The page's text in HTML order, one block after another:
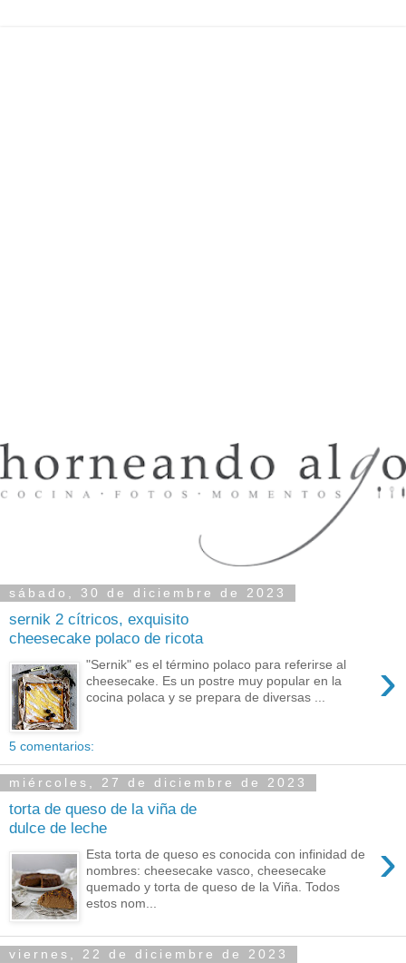
sábado, 30 de diciembre de 2023
sernik 2 cítricos, exquisito
cheesecake polaco de ricota
›
"Sernik" es el término polaco para referirse al
cheesecake. Es un postre muy popular en la
cocina polaca y se prepara de diversas ...
5 comentarios:
miércoles, 27 de diciembre de 2023
torta de queso de la viña de
dulce de leche
›
Esta torta de queso es conocida con infinidad de
nombres: cheesecake vasco, cheesecake
quemado y torta de queso de la Viña. Todos
estos nom...
viernes, 22 de diciembre de 2023